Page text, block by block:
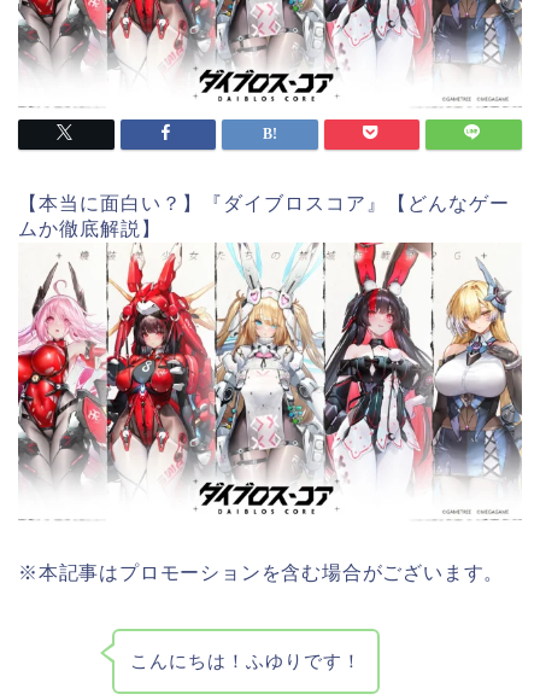
【本当に面白い？】『ダイブロスコア』【どんなゲー
ムか徹底解説】
※本記事はプロモーションを含む場合がございます。
こんにちは！ふゆりです！